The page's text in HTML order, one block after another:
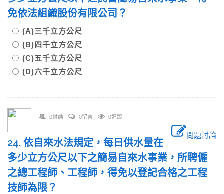
免依法組織股份有限公司？
(A)三千立方公尺
(B)四千立方公尺
(C)五千立方公尺
(D)六千立方公尺
0討論 0留言 0追蹤
問題討論
24. 依自來水法規定，每日供水量在
多少立方公尺以下之簡易自來水事業，所聘僱
之總工程師、工程師，得免以登記合格之工程
技師為限？